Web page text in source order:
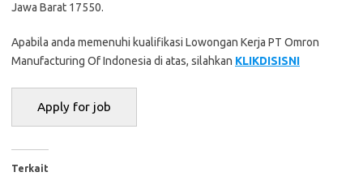
Jawa Barat 17550.
Apabila anda memenuhi kualifikasi Lowongan Kerja PT Omron
Manufacturing Of Indonesia di atas, silahkan KLIKDISISNI
Terkait